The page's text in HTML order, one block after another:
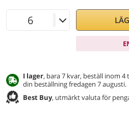
I lager, bara 7 kvar, beställ inom
din beställning fredagen 7 augusti.
Best Buy, utmärkt valuta för